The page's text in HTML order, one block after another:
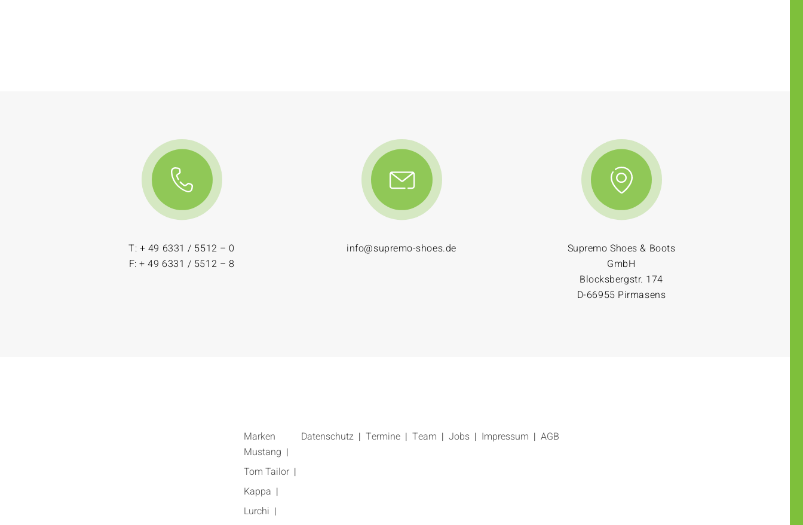
T: + 49 6331 / 5512 – 0
F: + 49 6331 / 5512 – 8
info@supremo-shoes.de
Supremo Shoes & Boots
GmbH
Blocksbergstr. 174
D-66955 Pirmasens
Marken
Mustang
Tom Tailor
Kappa
Lurchi
Datenschutz Termine Team Jobs Impressum AGB